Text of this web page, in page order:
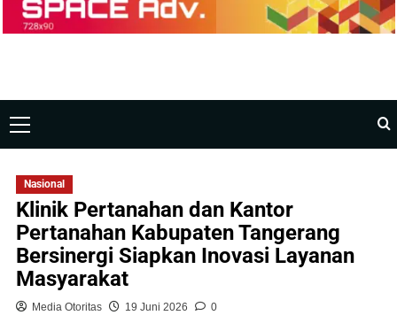
Nasional
Klinik Pertanahan dan Kantor
Pertanahan Kabupaten Tangerang
Bersinergi Siapkan Inovasi Layanan
Masyarakat
Media Otoritas 19 Juni 2026 0